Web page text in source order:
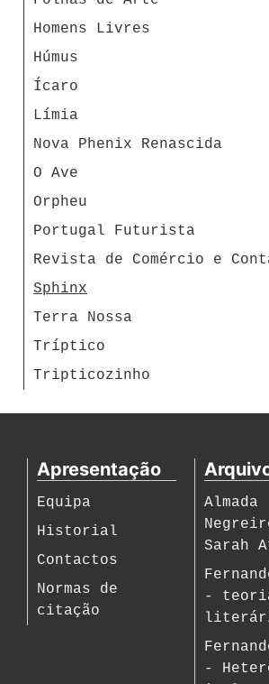
Homens Livres
Húmus
Ícaro
Límia
Nova Phenix Renascida
O Ave
Orpheu
Portugal Futurista
Revista de Comércio e
Sphinx
Terra Nossa
Tríptico
Tripticozinho
Apresentação
Equipa
Historial
Contactos
Normas de
citação
Almada
Sarah
-
-